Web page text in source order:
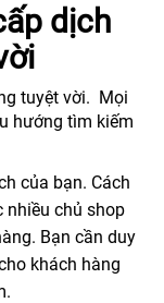
dịch
tuyệt vời. Mọi
hướng tìm kiếm
của bạn. Cách
nhiều chủ shop
Bạn cần duy
khách hàng